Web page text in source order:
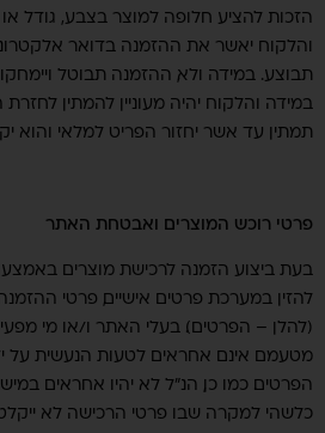
הזכות להציע חלופה למוצר בצבע, גודל
והלקוח יאשר את ההזמנה בדואר
תבוצע. במידה ולא, ההזמנה תבוטל
במידה והלקוח יהיה מעוניין להמתין
תמתין עד אשר יחזור הפריט למלאי והוא
פרטי רוכש המוצרים ואבטחת האתר
בעת ביצוע הזמנה לרכישת מוצרים
להזין במערכת פרטים אישיים, פרטי
(להלן – הפרטים). בעלי האתר ו/או מי
מטעמם אינם אחראים לטעות הנעשית על
הפרטים. כמו כן, הנ"ל לא יהיו אחראים
כלשהי למקרה שבו פרטי הרכישה לא